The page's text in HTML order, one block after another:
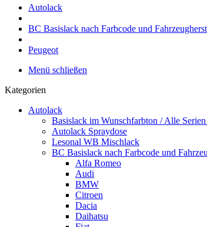
Autolack
BC Basislack nach Farbcode und
Peugeot
Menü schließen
Kategorien
Autolack
Basislack im Wunschfarbton / Alle
Autolack Spraydose
Lesonal WB Mischlack
BC Basislack nach Farbcode und
Alfa Romeo
Audi
BMW
Citroen
Dacia
Daihatsu